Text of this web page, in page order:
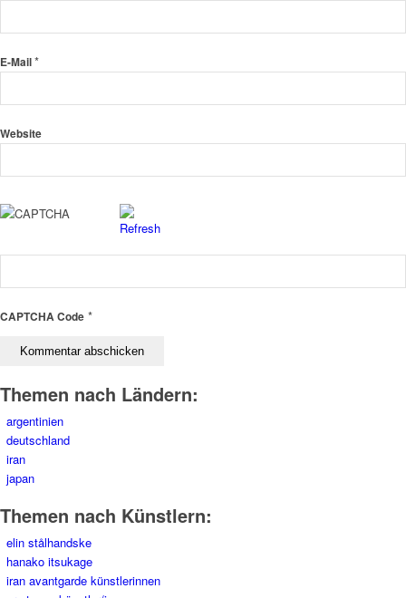
E-Mail*
Website
CAPTCHA Code *
Themen nach Ländern:
argentinien
deutschland
iran
japan
Themen nach Künstlern:
elin stålhandske
hanako itsukage
iran avantgarde künstlerinnen